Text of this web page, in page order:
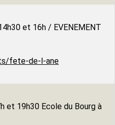
et 16h / EVENEMENT
fete-de-l-ane
et 19h30 Ecole du Bourg à